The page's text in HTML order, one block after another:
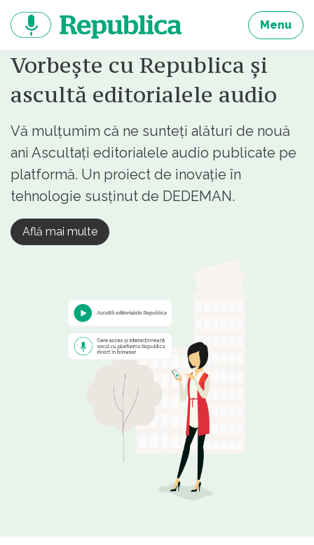
continut
Menu
Vorbește cu Republica și
ascultă editorialele audio
Vă mulțumim că ne sunteți alături de nouă
ani Ascultați editorialele audio publicate pe
platformă. Un proiect de inovație în
tehnologie susținut de DEDEMAN.
Află mai multe